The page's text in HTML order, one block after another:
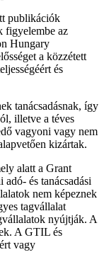
publikációk
figyelembe az
Hungary
a közzétett
és
tanácsadásnak, így
illetve a téves
vagyoni vagy nem
kizártak.
alatt a Grant
és tanácsadási
nem képeznek
tagvállalat
nyújtják. A
A GTIL és
vagy